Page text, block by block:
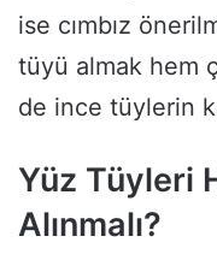
ise cımbız
tüyü almak hem
de ince tüylerin
Yüz Tüyleri
Alınmalı?